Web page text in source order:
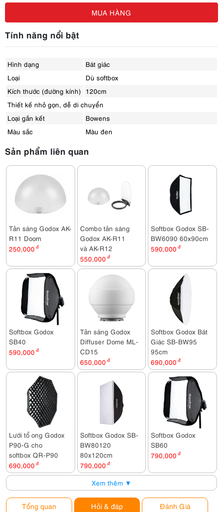
MUA HÀNG
Tính năng nổi bật
Hình dạng
Bát giác
Loại
Dù softbox
Kích thước (đường kính)
120cm
Thiết kế nhỏ gọn, dễ di chuyển
Loại gắn kết
Bowens
Màu sắc
Màu đen
Sản phẩm liên quan
Tản sáng Godox AK-
R11 Doom
250,000 đ
Combo tản sáng
Godox AK-R11
và AK-R12
550,000 đ
Softbox Godox SB-
BW6090 60x90cm
590,000 đ
Softbox Godox
SB40
590,000 đ
Tản sáng Godox
Diffuser Dome ML-
CD15
650,000 đ
Softbox Godox Bát
Giác SB-BW95
95cm
690,000 đ
Lưới tổ ong Godox
P90-G cho
softbox QR-P90
690,000 đ
Softbox Godox SB-
BW80120
80x120cm
790,000 đ
Softbox Godox
SB60
790,000 đ
Xem thêm ▼
Tổng quan Hỏi & đáp Đánh Giá